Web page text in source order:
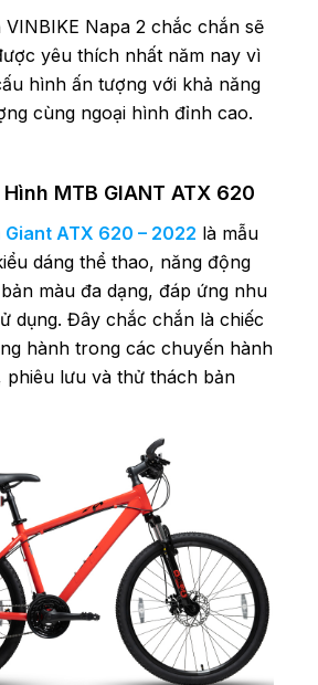
Napa 2 chắc chắn sẽ
yêu thích nhất năm nay vì
hình ấn tượng với khả năng
cùng ngoại hình đỉnh cao.
MTB GIANT ATX 620
ATX 620 – 2022 là mẫu
dáng thể thao, năng động
màu đa dạng, đáp ứng nhu
dụng. Đây chắc chắn là chiếc
hành trong các chuyến hành
phiêu lưu và thử thách bản